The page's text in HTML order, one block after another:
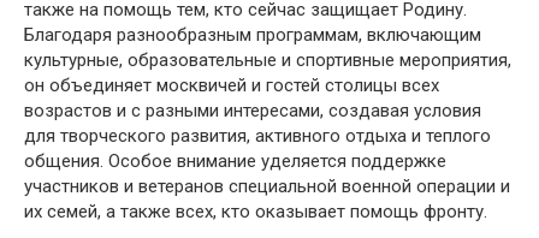
также на помощь тем, кто сейчас защищает Родину.
Благодаря разнообразным программам, включающим
культурные, образовательные и спортивные мероприятия,
он объединяет москвичей и гостей столицы всех
возрастов и с разными интересами, создавая условия
для творческого развития, активного отдыха и теплого
общения. Особое внимание уделяется поддержке
участников и ветеранов специальной военной операции и
их семей, а также всех, кто оказывает помощь фронту.